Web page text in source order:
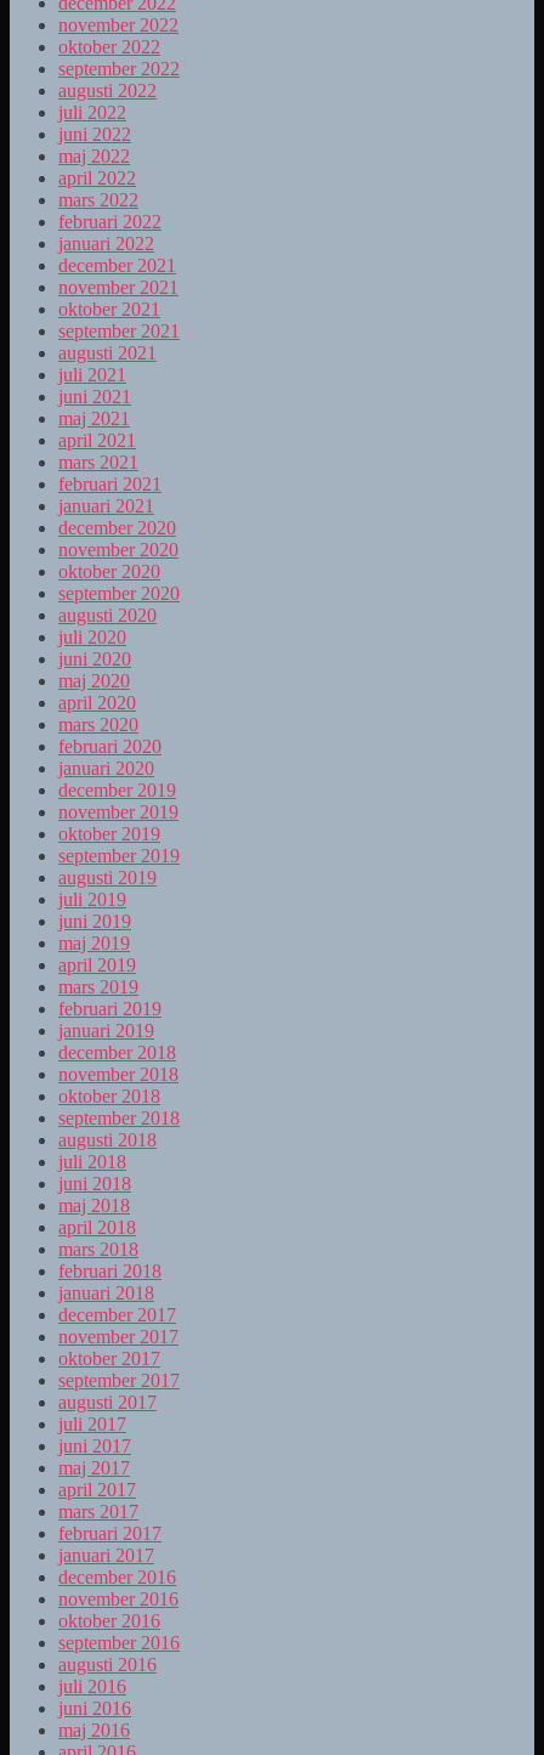
november 2022
oktober 2022
september 2022
augusti 2022
juli 2022
juni 2022
maj 2022
april 2022
mars 2022
februari 2022
januari 2022
december 2021
november 2021
oktober 2021
september 2021
augusti 2021
juli 2021
juni 2021
maj 2021
april 2021
mars 2021
februari 2021
januari 2021
december 2020
november 2020
oktober 2020
september 2020
augusti 2020
juli 2020
juni 2020
maj 2020
april 2020
mars 2020
februari 2020
januari 2020
december 2019
november 2019
oktober 2019
september 2019
augusti 2019
juli 2019
juni 2019
maj 2019
april 2019
mars 2019
februari 2019
januari 2019
december 2018
november 2018
oktober 2018
september 2018
augusti 2018
juli 2018
juni 2018
maj 2018
april 2018
mars 2018
februari 2018
januari 2018
december 2017
november 2017
oktober 2017
september 2017
augusti 2017
juli 2017
juni 2017
maj 2017
april 2017
mars 2017
februari 2017
januari 2017
december 2016
november 2016
oktober 2016
september 2016
augusti 2016
juli 2016
juni 2016
maj 2016